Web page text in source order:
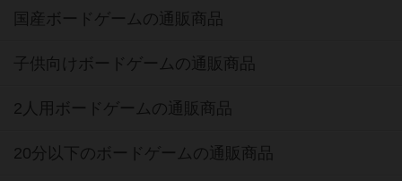
国産ボードゲームの通販商品
子供向けボードゲームの通販商品
2人用ボードゲームの通販商品
20分以下のボードゲームの通販商品